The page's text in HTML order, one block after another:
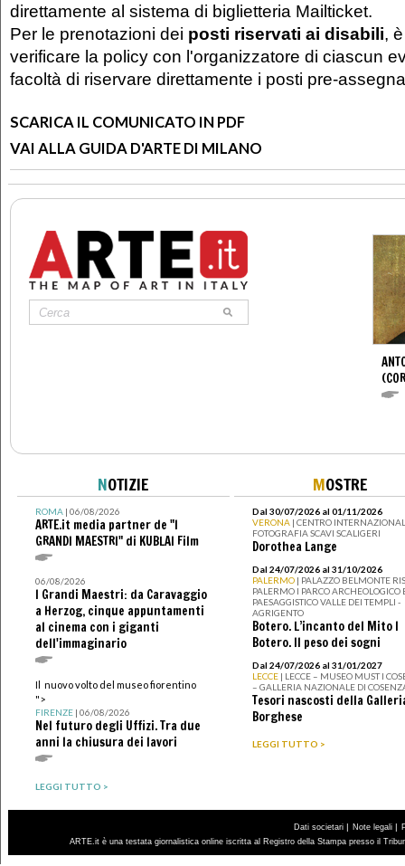
direttamente al sistema di biglietteria Mailticket.
Per le prenotazioni dei posti riservati ai disabili,
verificare la policy con l'organizzatore di ciascun
facoltà di riservare direttamente i posti pre-
SCARICA IL COMUNICATO IN PDF
VAI ALLA GUIDA D'ARTE DI MILANO
NOTIZIE
ROMA| 06/08/2026
ARTE.it media partner de "I
GRANDI MAESTRI" di KUBLAI Film
06/08/2026
I Grandi Maestri: da Caravaggio
a Herzog, cinque appuntamenti
al cinema con i giganti
dell'immaginario
Il nuovo volto del museo fiorentino
">
FIRENZE| 06/08/2026
Nel futuro degli Uffizi. Tra due
anni la chiusura dei lavori
LEGGI TUTTO >
MOSTRE
Dal 30/07/2026 al 01/11/2026
VERONA | CENTRO
FOTOGRAFIA SCAVI SCALIGERI
Dorothea Lange
Dal 24/07/2026 al 31/10/2026
PALERMO | PALAZZO BELMONTE
PALERMO I PARCO ARCHEOLOGICO
PAESAGGISTICO VALLE DEI TEMPLI -
AGRIGENTO
Botero. L’incanto del Mito I
Botero. Il peso dei sogni
Dal 24/07/2026 al 31/01/2027
LECCE | LECCE – MUSEO MUST I
– GALLERIA NAZIONALE DI
Tesori nascosti della
Borghese
LEGGI TUTTO >
Dati societari Note legali
ARTE.it è una testata giornalistica online iscritta al Registro della Stampa presso il